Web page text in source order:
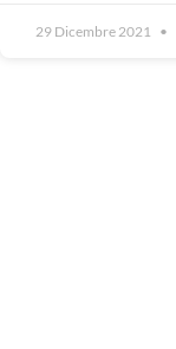
29 Dicembre 2021